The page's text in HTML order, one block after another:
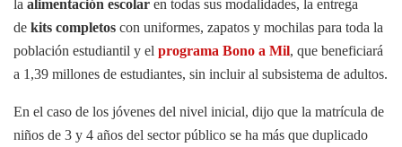
la alimentación escolar en todas sus modalidades, la entrega
de kits completos con uniformes, zapatos y mochilas para toda la
población estudiantil y el programa Bono a Mil, que beneficiará
a 1,39 millones de estudiantes, sin incluir al subsistema de adultos.
En el caso de los jóvenes del nivel inicial, dijo que la matrícula de
niños de 3 y 4 años del sector público se ha más que duplicado